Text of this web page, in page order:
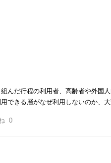
んだ行程の利用者、高齢者や外国
できる層がなぜ利用しないのか、大
0